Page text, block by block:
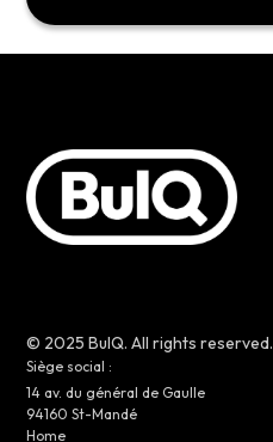
© 2025 BulQ. All rights reserved.
Siège social :
14 av. du général de Gaulle
94160 St-Mandé
Home